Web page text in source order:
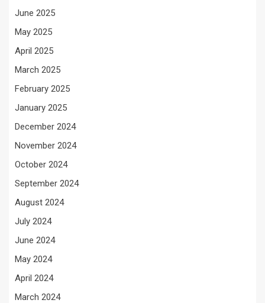
June 2025
May 2025
April 2025
March 2025
February 2025
January 2025
December 2024
November 2024
October 2024
September 2024
August 2024
July 2024
June 2024
May 2024
April 2024
March 2024